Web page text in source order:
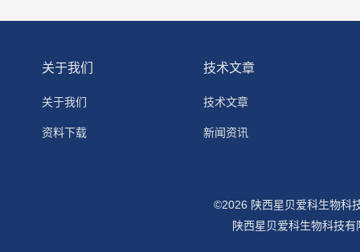
关于我们
关于我们
资料下载
技术文章
技术文章
新闻资讯
©2026 陕西星贝爱科生物科
陕西星贝爱科生物科技